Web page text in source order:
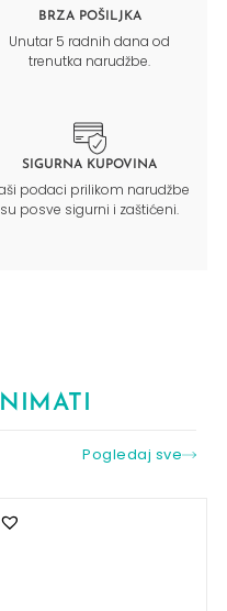
BRZA POŠILJKA
Unutar 5 radnih dana od
trenutka narudžbe.
SIGURNA KUPOVINA
podaci prilikom narudžbe
su posve sigurni i zaštićeni.
Pogledaj sve